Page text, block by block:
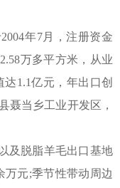
年7月，注册资金
万多平方米，从业
1.1亿元，年出口创
聂当乡工业开发区，
及脱脂羊毛出口基地
万元;季节性带动周边